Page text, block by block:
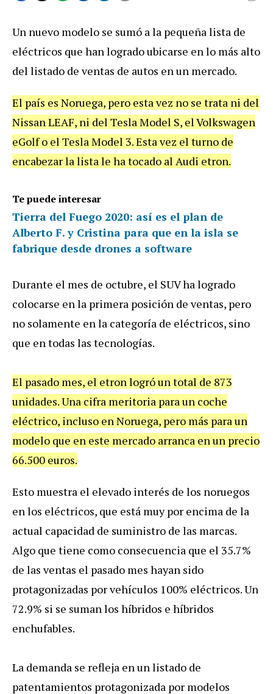
Un nuevo modelo se sumó a la pequeña lista de
eléctricos que han logrado ubicarse en lo más alto
del listado de ventas de autos en un mercado.
El país es Noruega, pero esta vez no se trata ni del
Nissan LEAF, ni del Tesla Model S, el Volkswagen
eGolf o el Tesla Model 3. Esta vez el turno de
encabezar la lista le ha tocado al Audi etron.
Te puede interesar
Tierra del Fuego 2020: así es el plan de
Alberto F. y Cristina para que en la isla se
fabrique desde drones a software
Durante el mes de octubre, el SUV ha logrado
colocarse en la primera posición de ventas, pero
no solamente en la categoría de eléctricos, sino
que en todas las tecnologías.
El pasado mes, el etron logró un total de 873
unidades. Una cifra meritoria para un coche
eléctrico, incluso en Noruega, pero más para un
modelo que en este mercado arranca en un precio
66.500 euros.
Esto muestra el elevado interés de los noruegos
en los eléctricos, que está muy por encima de la
actual capacidad de suministro de las marcas.
Algo que tiene como consecuencia que el 35.7%
de las ventas el pasado mes hayan sido
protagonizadas por vehículos 100% eléctricos. Un
72.9% si se suman los híbridos e híbridos
enchufables.
La demanda se refleja en un listado de
patentamientos protagonizada por modelos